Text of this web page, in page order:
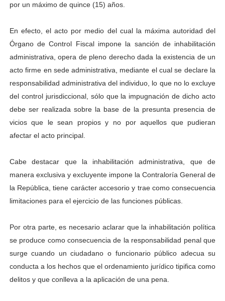
por un máximo de quince (15) años.
En efecto, el acto por medio del cual la máxima autoridad del
Órgano de Control Fiscal impone la sanción de inhabilitación
administrativa, opera de pleno derecho dada la existencia de un
acto firme en sede administrativa, mediante el cual se declare la
responsabilidad administrativa del individuo, lo que no lo excluye
del control jurisdiccional, sólo que la impugnación de dicho acto
debe ser realizada sobre la base de la presunta presencia de
vicios que le sean propios y no por aquellos que pudieran
afectar el acto principal.
Cabe destacar que la inhabilitación administrativa, que de
manera exclusiva y excluyente impone la Contraloría General de
la República, tiene carácter accesorio y trae como consecuencia
limitaciones para el ejercicio de las funciones públicas.
Por otra parte, es necesario aclarar que la inhabilitación política
se produce como consecuencia de la responsabilidad penal que
surge cuando un ciudadano o funcionario público adecua su
conducta a los hechos que el ordenamiento jurídico tipifica como
delitos y que conlleva a la aplicación de una pena.